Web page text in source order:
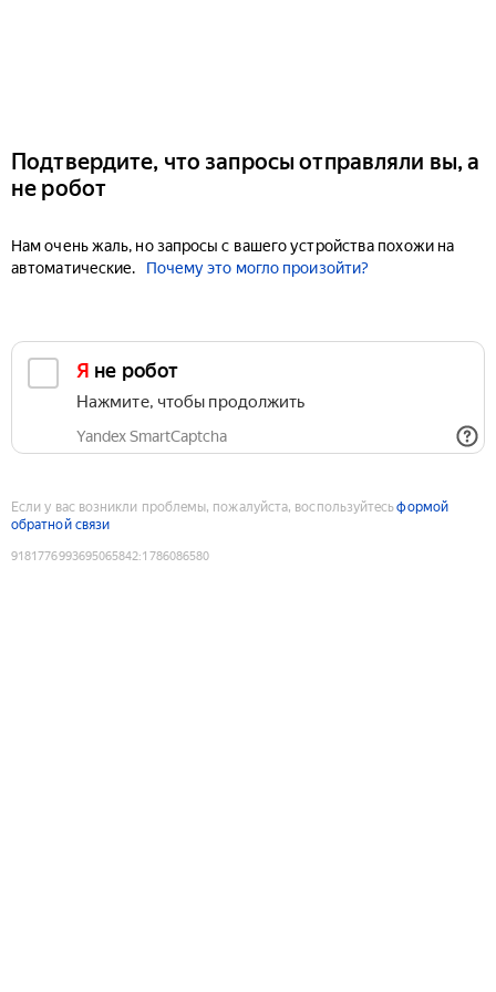
Подтвердите, что запросы отправляли вы, а
не робот
Нам очень жаль, но запросы с вашего устройства похожи на
автоматические.
Почему это могло произойти?
Я не робот
Нажмите, чтобы продолжить
Yandex SmartCaptcha
Если у вас возникли проблемы, пожалуйста, воспользуйтесьформой
обратной связи
9181776993695065842:1786086580